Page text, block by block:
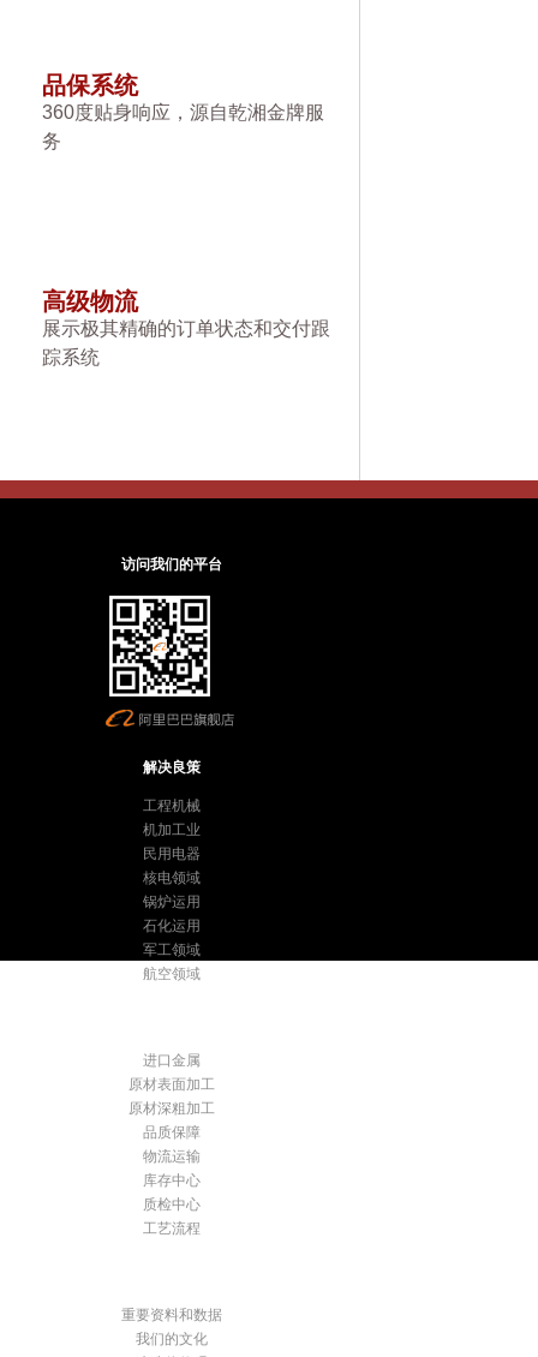
品保系统
360度贴身响应，源自乾湘金牌服
务
高级物流
展示极其精确的订单状态和交付跟
踪系统
访问我们的平台
解决良策
工程机械
机加工业
民用电器
核电领域
锅炉运用
石化运用
军工领域
航空领域
进口金属
原材表面加工
原材深粗加工
品质保障
物流运输
库存中心
质检中心
工艺流程
重要资料和数据
我们的文化